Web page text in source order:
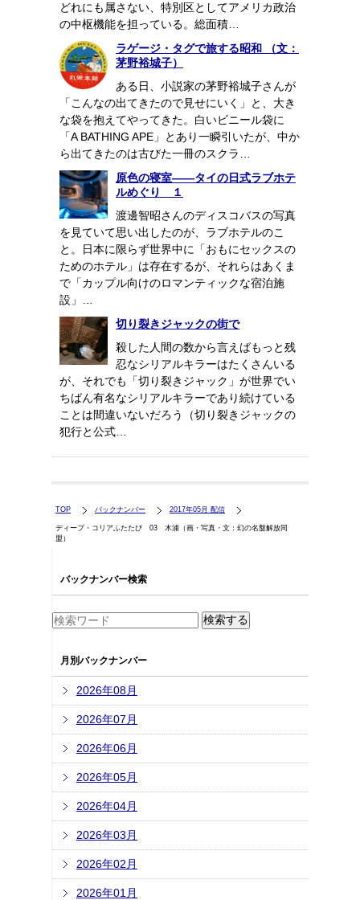
どれにも属さない、特別区としてアメリカ政治
の中枢機能を担っている。総面積…
ラゲージ・タグで旅する昭和 （文：
茅野裕城子）
ある日、小説家の茅野裕城子さんが
「こんなの出てきたので見せにいく」と、大き
な袋を抱えてやってきた。白いビニール袋に
「A BATHING APE」とあり一瞬引いたが、中か
ら出てきたのは古びた一冊のスクラ…
原色の寝室――タイの日式ラブホテ
ルめぐり １
渡邊智昭さんのディスコバスの写真
を見ていて思い出したのが、ラブホテルのこ
と。日本に限らず世界中に「おもにセックスの
ためのホテル」は存在するが、それらはあくま
で「カップル向けのロマンティックな宿泊施
設」…
切り裂きジャックの街で
殺した人間の数から言えばもっと残
忍なシリアルキラーはたくさんいる
が、それでも「切り裂きジャック」が世界でい
ちばん有名なシリアルキラーであり続けている
ことは間違いないだろう（切り裂きジャックの
犯行と公式…
TOP バックナンバー 2017年05月 配信
ディープ・コリアふたたび 03 木浦（画・写真・文：幻の名盤解放同
盟）
バックナンバー検索
月別バックナンバー
2026年08月
2026年07月
2026年06月
2026年05月
2026年04月
2026年03月
2026年02月
2026年01月